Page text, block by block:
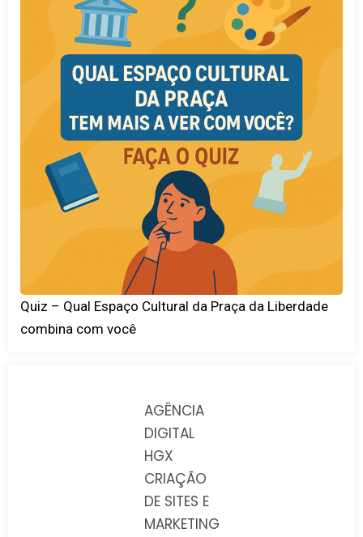
Quiz – Qual Espaço Cultural da Praça da Liberdade
combina com você
AGÊNCIA
DIGITAL
HGX
CRIAÇÃO
DE SITES E
MARKETING